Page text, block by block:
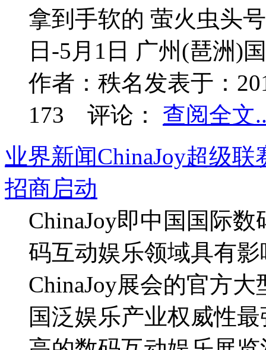
拿到手软的 萤火虫头
日-5月1日 广州(琶洲)
作者： 秩名发表于：
173 评论：
查阅全文
业界新闻ChinaJoy超级
招商启动
ChinaJoy即中国国际
码互动娱乐领域具有
ChinaJoy展会的官方
国泛娱乐产业权威性